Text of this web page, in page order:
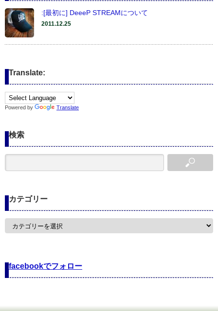
:[最初に] DeeeP STREAMについて
2011.12.25
Translate:
Powered by Translate
検索
カテゴリー
カ
facebookでフォロー